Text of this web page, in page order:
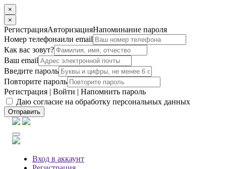
×
×
РегистрацияАвторизацияНапоминание пароля
Номер телефонаили email
Как вас зовут?
Ваш email
Введите пароль
Повторите пароль
Регистрация | Войти | Напомнить пароль
Даю согласие на обработку персональных данных
Отправить
Вход в аккаунт